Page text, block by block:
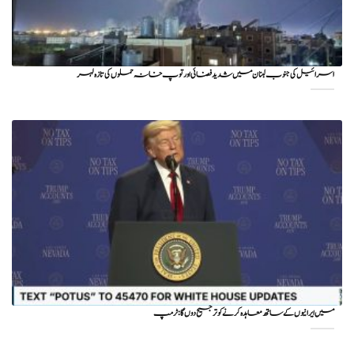
اسرائیل کی جنوب لبنان میں شدید فضائی اور توپ خانہ حملوں کی تازہ لہر
میں ایرانیوں کے ساتھ معاہدہ کرنے کو ترجیح دوں گا : ٹرمپ